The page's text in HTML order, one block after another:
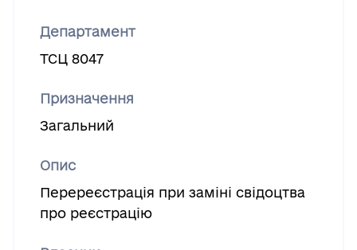
Департамент
ТСЦ 8047
Призначення
Загальний
Опис
Перереєстрація при заміні свідоцтва
про реєстрацію